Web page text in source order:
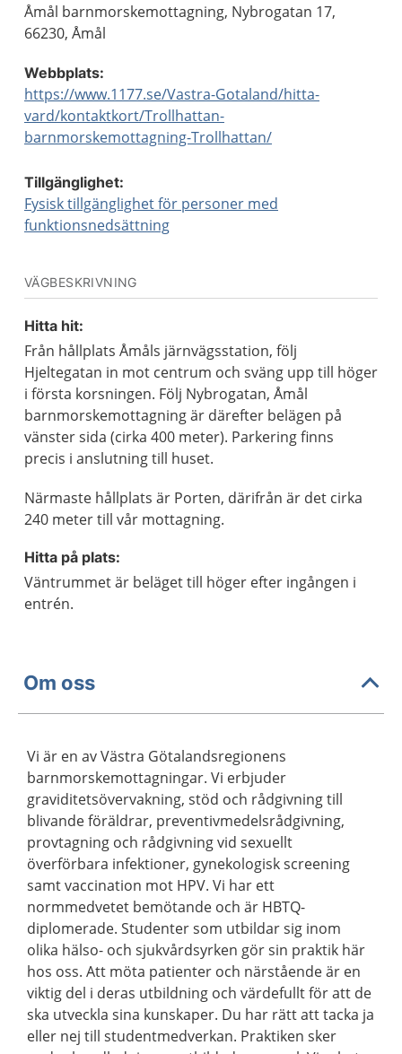
Åmål barnmorskemottagning, Nybrogatan 17,
66230, Åmål
Webbplats:
https://www.1177.se/Vastra-Gotaland/hitta-
vard/kontaktkort/Trollhattan-
barnmorskemottagning-Trollhattan/
Tillgänglighet:
Fysisk tillgänglighet för personer med
funktionsnedsättning
VÄGBESKRIVNING
Hitta hit:
Från hållplats Åmåls järnvägsstation, följ
Hjeltegatan in mot centrum och sväng upp till höger
i första korsningen. Följ Nybrogatan, Åmål
barnmorskemottagning är därefter belägen på
vänster sida (cirka 400 meter). Parkering finns
precis i anslutning till huset.
Närmaste hållplats är Porten, därifrån är det cirka
240 meter till vår mottagning.
Hitta på plats:
Väntrummet är beläget till höger efter ingången i
entrén.
Om oss
Vi är en av Västra Götalandsregionens
barnmorskemottagningar. Vi erbjuder
graviditetsövervakning, stöd och rådgivning till
blivande föräldrar, preventivmedelsrådgivning,
provtagning och rådgivning vid sexuellt
överförbara infektioner, gynekologisk screening
samt vaccination mot HPV. Vi har ett
normmedvetet bemötande och är HBTQ-
diplomerade. Studenter som utbildar sig inom
olika hälso- och sjukvårdsyrken gör sin praktik här
hos oss. Att möta patienter och närstående är en
viktig del i deras utbildning och värdefullt för att de
ska utveckla sina kunskaper. Du har rätt att tacka ja
eller nej till studentmedverkan. Praktiken sker